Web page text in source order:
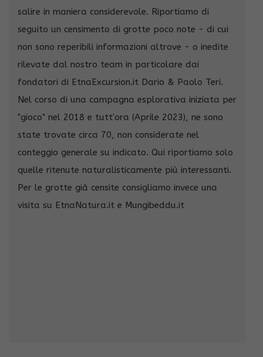
salire in maniera considerevole. Riportiamo di
seguito un censimento di grotte poco note - di cui
non sono reperibili informazioni altrove - o inedite
rilevate dal nostro team in particolare dai
fondatori di EtnaExcursion.it Dario & Paolo Teri.
Nel corso di una campagna esplorativa iniziata per
"gioco" nel 2018 e tutt'ora (Aprile 2023), ne sono
state trovate circa 70, non considerate nel
conteggio generale su indicato. Qui riportiamo solo
quelle ritenute naturalisticamente più interessanti.
Per le grotte già censite consigliamo invece una
visita su EtnaNatura.it e Mungibeddu.it